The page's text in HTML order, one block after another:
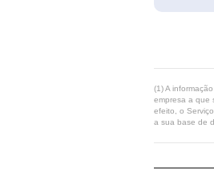
(1) A
empresa a que
efeito, o
a sua base de